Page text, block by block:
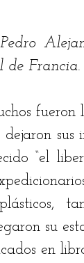
de Francia.
fueron
“el
su
en